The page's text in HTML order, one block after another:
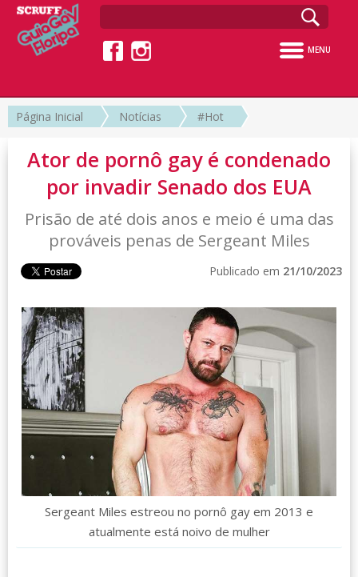
MENU
Página Inicial Notícias #Hot
Ator de pornô gay é condenado
por invadir Senado dos EUA
Prisão de até dois anos e meio é uma das
prováveis penas de Sergeant Miles
Publicado em 21/10/2023
Sergeant Miles estreou no pornô gay em 2013 e
atualmente está noivo de mulher